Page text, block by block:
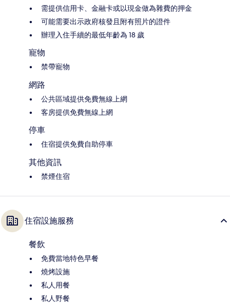
需提供信用卡、金融卡或以現金做為雜費的押金
可能需要出示政府核發且附有照片的證件
辦理入住手續的最低年齡為 18 歲
寵物
禁帶寵物
網路
公共區域提供免費無線上網
客房提供免費無線上網
停車
住宿提供免費自助停車
其他資訊
禁煙住宿
住宿設施服務
餐飲
免費當地特色早餐
燒烤設施
私人用餐
私人野餐